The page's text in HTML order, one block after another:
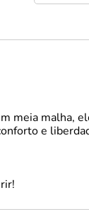
meia malha,
e